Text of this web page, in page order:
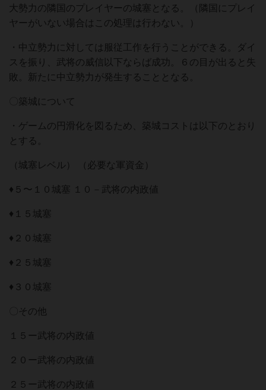
⼤勢⼒の隣国のプレイヤーの城塞となる。（隣国にプレイ
ヤーがいない場合はこの処理は⾏わない。）
・中⽴勢⼒に対しては服従⼯作を⾏うことができる。ダイ
スを振り、武将の威信以下ならば成功。６の⽬が出ると失
敗。新たに中⽴勢⼒が発⽣することとなる。
〇築城について
・ゲームの円滑化を図るため、築城コストは以下のとおり
とする。
（城塞レベル） （必要な軍資⾦）
♦５〜１０城塞 １０－武将の内政値
♦１５城塞
♦２０城塞
♦２５城塞
♦３０城塞
〇その他
１５ー武将の内政値
２０ー武将の内政値
２５ー武将の内政値